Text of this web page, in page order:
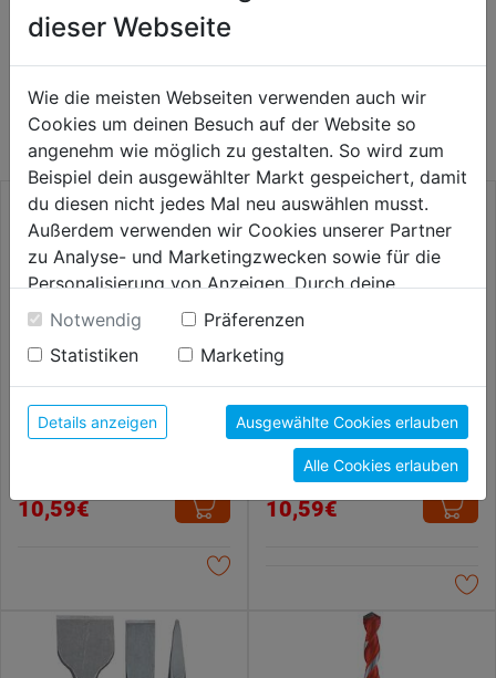
KATEGORIE
Steinbohrersatz Long Life
10,59€
Betonbohrer Profi HM
200x140mm SB
10,59€
dieser Webseite
Wie die meisten Webseiten verwenden auch wir
Cookies um deinen Besuch auf der Website so
angenehm wie möglich zu gestalten. So wird zum
Beispiel dein ausgewählter Markt gespeichert, damit
du diesen nicht jedes Mal neu auswählen musst.
Außerdem verwenden wir Cookies unserer Partner
zu Analyse- und Marketingzwecken sowie für die
Personalisierung von Anzeigen. Durch deine
Einwilligung werden die Daten von Drittanbieter,
unter anderem auch in den USA, verarbeitet.
Durch Klick auf "Alle Cookies erlauben" stimmst du
der Verwendung aller Cookies zu. Unter "Details
anzeigen" findest du alle Infos zu den
unterschiedlichen Cookies, unter "Cookies
Konfigurieren" kannst du auswählen, welche Cookies
du zulassen möchtest und welche nicht.
Weitere Informationen findest du in unserer
Notwendig
Präferenzen
Statistiken
Marketing
Details anzeigen Ausgewählte Cookies erlauben
Alle Cookies erlauben